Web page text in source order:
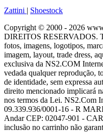
Zattini | Shoestock
Copyright © 2000 - 2026
DIREITOS RESERVADOS.
fotos, imagens, logotipos,
imagem, layout, trade dress,
exclusiva da NS2.COM
vedada qualquer reprodução,
de identidade, sem expressa
direito mencionado implicará
nos termos da Lei. NS2.Com
09.339.936/0001-16 - R
Andar CEP: 02047-901 -
inclusão no carrinho não